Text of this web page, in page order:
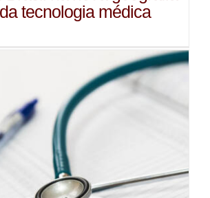
tecnologia médica